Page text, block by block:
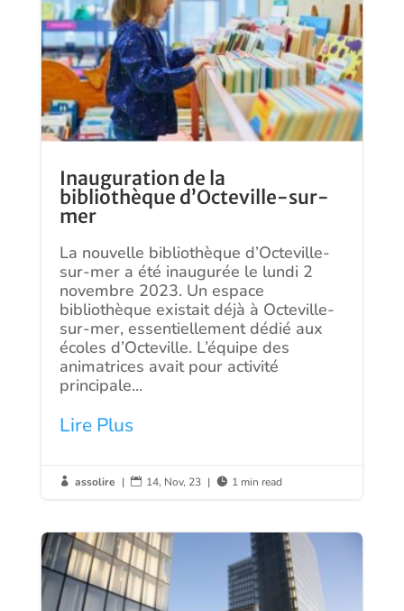
Inauguration de la
bibliothèque d’Octeville-sur-
mer
La nouvelle bibliothèque d’Octeville-
sur-mer a été inaugurée le lundi 2
novembre 2023. Un espace
bibliothèque existait déjà à Octeville-
sur-mer, essentiellement dédié aux
écoles d’Octeville. L’équipe des
animatrices avait pour activité
principale...
Lire Plus
 assolire |  14, Nov, 23 |  1 min read